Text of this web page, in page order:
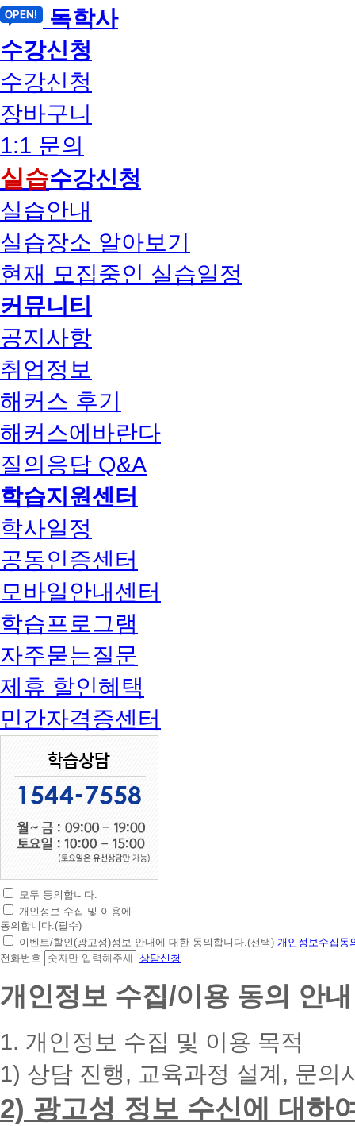
독학사
수강신청
수강신청
장바구니
1:1 문의
실습수강신청
실습안내
실습장소 알아보기
현재 모집중인 실습일정
커뮤니티
공지사항
취업정보
해커스 후기
해커스에바란다
질의응답 Q&A
학습지원센터
학사일정
공동인증센터
모바일안내센터
학습프로그램
자주묻는질문
제휴 할인혜택
민간자격증센터
초
간
편
상
담
청
대
폰
입
력
모두 동의합니다.
개인정보 수집 및 이용에
동의합니다.(필수)
이벤트/할인(광고성)정보 안내에 대한 동의합니다.(선택) 개인정보수집동
전화번호
상담신청
개인정보 수집/이용 동의 안내
1. 개인정보 수집 및 이용 목적
1) 상담 진행, 교육과정 설계, 문의
2) 광고성 정보 수신에 대하